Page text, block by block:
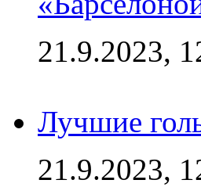
21.9.2023,
Лучшие
21.9.2023,